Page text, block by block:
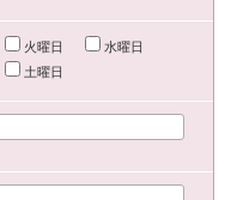
火曜日
水曜日
土曜日